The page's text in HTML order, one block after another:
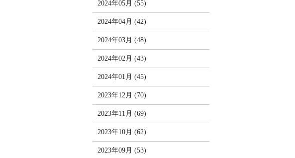
2024年05月 (55)
2024年04月 (42)
2024年03月 (48)
2024年02月 (43)
2024年01月 (45)
2023年12月 (70)
2023年11月 (69)
2023年10月 (62)
2023年09月 (53)